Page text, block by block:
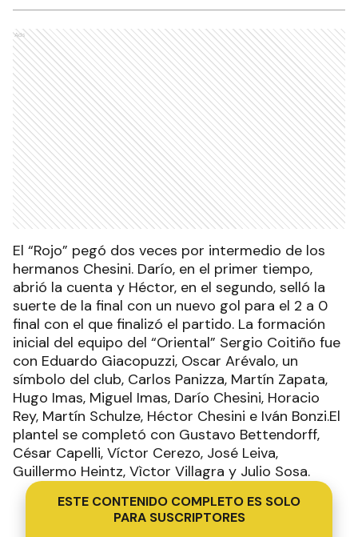
Ads
El “Rojo” pegó dos veces por intermedio de los
hermanos Chesini. Darío, en el primer tiempo,
abrió la cuenta y Héctor, en el segundo, selló la
suerte de la final con un nuevo gol para el 2 a 0
final con el que finalizó el partido. La formación
inicial del equipo del “Oriental” Sergio Coitiño fue
con Eduardo Giacopuzzi, Oscar Arévalo, un
símbolo del club, Carlos Panizza, Martín Zapata,
Hugo Imas, Miguel Imas, Darío Chesini, Horacio
Rey, Martín Schulze, Héctor Chesini e Iván Bonzi.El
plantel se completó con Gustavo Bettendorff,
César Capelli, Víctor Cerezo, José Leiva,
Guillermo Heintz, Vìctor Villagra y Julio Sosa.
ESTE CONTENIDO COMPLETO ES SOLO
PARA SUSCRIPTORES